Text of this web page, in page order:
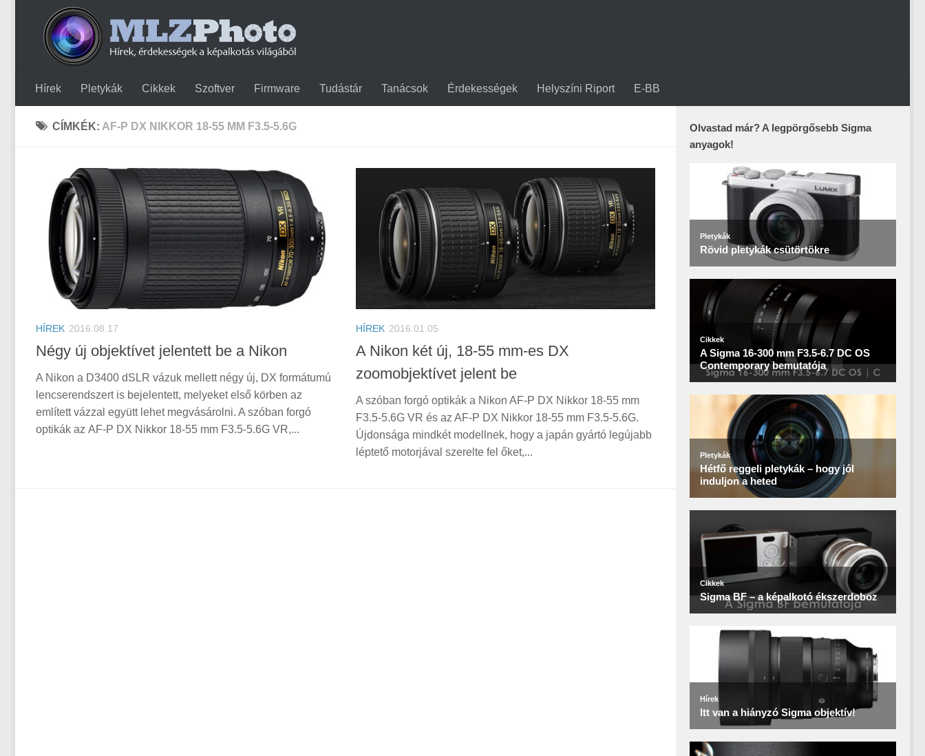
Hírek Pletykák Cikkek Szoftver Firmware Tudástár Tanácsok Érdekességek Helyszíni Riport E-BB
CÍMKÉK: AF-P DX NIKKOR 18-55 MM F3.5-5.6G
HÍREK 2016.08.17
Négy új objektívet jelentett be a Nikon
A Nikon a D3400 dSLR vázuk mellett négy új, DX formátumú
lencserendszert is bejelentett, melyeket első körben az
említett vázzal együtt lehet megvásárolni. A szóban forgó
optikák az AF-P DX Nikkor 18-55 mm F3.5-5.6G VR,...
HÍREK 2016.01.05
A Nikon két új, 18-55 mm-es DX
zoomobjektívet jelent be
A szóban forgó optikák a Nikon AF-P DX Nikkor 18-55 mm
F3.5-5.6G VR és az AF-P DX Nikkor 18-55 mm F3.5-5.6G.
Újdonsága mindkét modellnek, hogy a japán gyártó legújabb
léptető motorjával szerelte fel őket,...
Olvastad már? A legpörgősebb Sigma
anyagok!